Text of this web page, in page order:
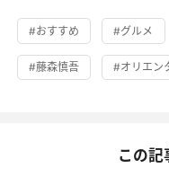
#おすすめ #グルメ
#藤森慎吾 #オリエン
この記